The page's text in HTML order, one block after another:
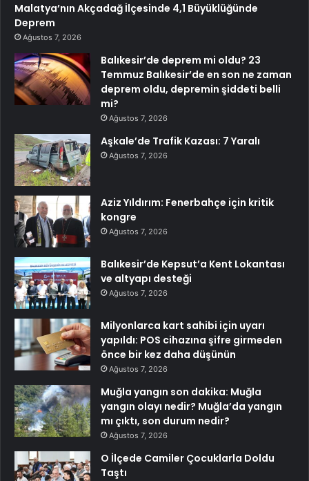
Malatya’nın Akçadağ İlçesinde 4,1 Büyüklüğünde
Deprem
Ağustos 7, 2026
Balıkesir’de deprem mi oldu? 23
Temmuz Balıkesir’de en son ne zaman
deprem oldu, depremin şiddeti belli
mi?
Ağustos 7, 2026
Aşkale’de Trafik Kazası: 7 Yaralı
Ağustos 7, 2026
Aziz Yıldırım: Fenerbahçe için kritik
kongre
Ağustos 7, 2026
Balıkesir’de Kepsut’a Kent Lokantası
ve altyapı desteği
Ağustos 7, 2026
Milyonlarca kart sahibi için uyarı
yapıldı: POS cihazına şifre girmeden
önce bir kez daha düşünün
Ağustos 7, 2026
Muğla yangın son dakika: Muğla
yangın olayı nedir? Muğla’da yangın
mı çıktı, son durum nedir?
Ağustos 7, 2026
O İlçede Camiler Çocuklarla Doldu
Taştı